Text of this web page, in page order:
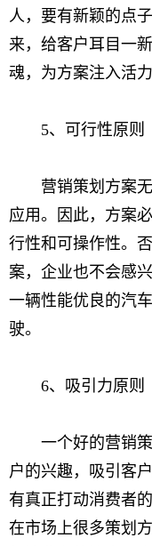
人，要有新颖的点
来，给客户耳目一
魂，为方案注入活力
5、可行性原则
营销策划方案无
应用。因此，方案
行性和可操作性。
案，企业也不会感
一辆性能优良的汽
驶。
6、吸引力原则
一个好的营销策
户的兴趣，吸引客
有真正打动消费者
在市场上很多策划